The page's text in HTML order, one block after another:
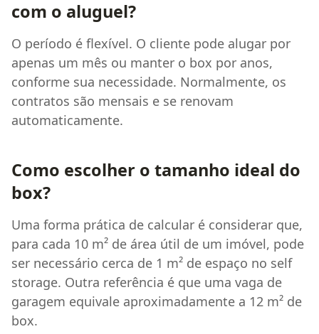
com o aluguel?
O período é flexível. O cliente pode alugar por
apenas um mês ou manter o box por anos,
conforme sua necessidade. Normalmente, os
contratos são mensais e se renovam
automaticamente.
Como escolher o tamanho ideal do
box?
Uma forma prática de calcular é considerar que,
para cada 10 m² de área útil de um imóvel, pode
ser necessário cerca de 1 m² de espaço no self
storage. Outra referência é que uma vaga de
garagem equivale aproximadamente a 12 m² de
box.